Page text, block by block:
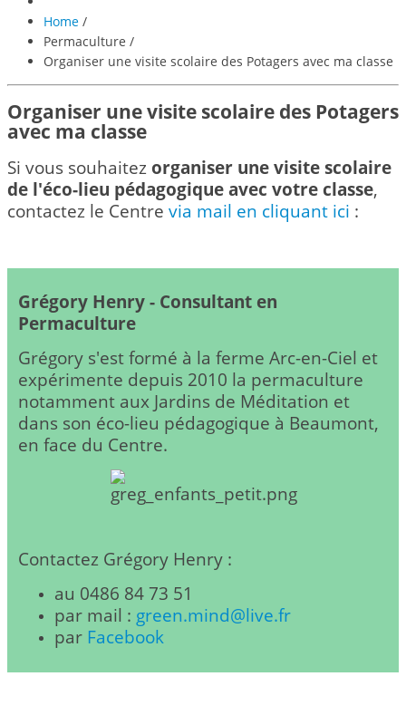
Home /
Permaculture /
Organiser une visite scolaire des Potagers avec ma classe
Organiser une visite scolaire des Potagers
avec ma classe
Si vous souhaitez organiser une visite scolaire
de l'éco-lieu pédagogique avec votre classe,
contactez le Centre via mail en cliquant ici :
Grégory Henry - Consultant en
Permaculture
Grégory s'est formé à la ferme Arc-en-Ciel et
expérimente depuis 2010 la permaculture
notamment aux Jardins de Méditation et
dans son éco-lieu pédagogique à Beaumont,
en face du Centre.
Contactez Grégory Henry :
au 0486 84 73 51
par mail : green.mind@live.fr
par Facebook